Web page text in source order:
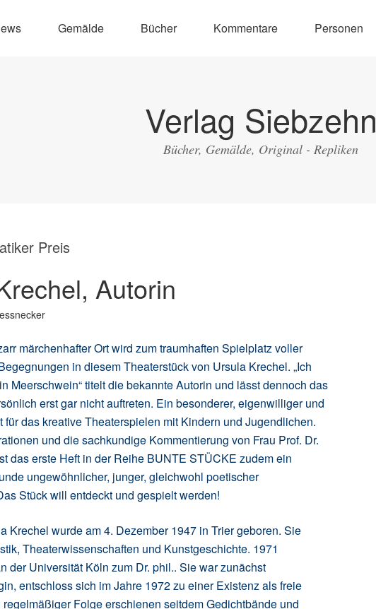
Gemälde Bücher Kommentare Personen
Verlag Siebzehn
Bücher, Gemälde, Original - Repliken
Preis
Autorin
märchenhafter Ort wird zum traumhaften Spielplatz voller
in diesem Theaterstück von Ursula Krechel. „Ich
Meerschwein“ titelt die bekannte Autorin und lässt dennoch das
erst gar nicht auftreten. Ein besonderer, eigenwilliger und
für das kreative Theaterspielen mit Kindern und Jugendlichen.
und die sachkundige Kommentierung von Frau Prof. Dr.
das erste Heft in der Reihe BUNTE STÜCKE zudem ein
ungewöhnlicher, junger, gleichwohl poetischer
Stück will entdeckt und gespielt werden!
Krechel wurde am 4. Dezember 1947 in Trier geboren. Sie
Theaterwissenschaften und Kunstgeschichte. 1971
der Universität Köln zum Dr. phil.. Sie war zunächst
entschloss sich im Jahre 1972 zu einer Existenz als freie
Folge erschienen seitdem Gedichtbände und